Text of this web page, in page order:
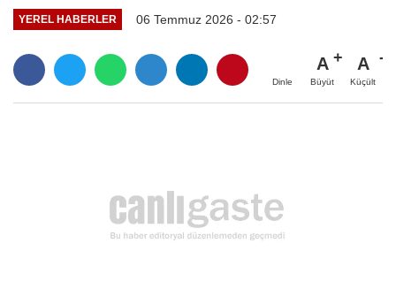
YEREL HABERLER 06 Temmuz 2026 - 02:57
Dinle
A
Büyüt
A
Küçült